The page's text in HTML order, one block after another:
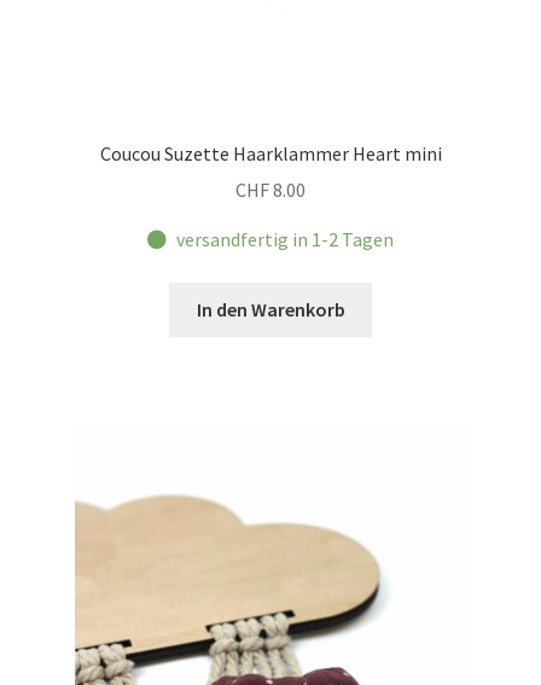
Coucou Suzette Haarklammer Heart mini
CHF8.00
versandfertig in 1-2 Tagen
In den Warenkorb